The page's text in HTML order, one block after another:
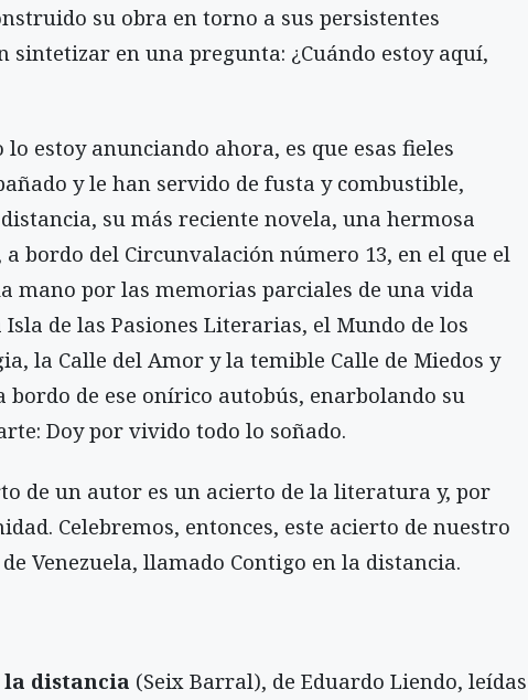
su obra en torno a sus persistentes
sintetizar en una pregunta: ¿Cuándo estoy aquí,
estoy anunciando ahora, es que esas fieles
y le han servido de fusta y combustible,
su más reciente novela, una hermosa
bordo del Circunvalación número 13, en el que el
mano por las memorias parciales de una vida
de las Pasiones Literarias, el Mundo de los
la Calle del Amor y la temible Calle de Miedos y
bordo de ese onírico autobús, enarbolando su
Doy por vivido todo lo soñado.
de un autor es un acierto de la literatura y, por
Celebremos, entonces, este acierto de nuestro
Venezuela, llamado Contigo en la distancia.
la distancia (Seix Barral), de Eduardo Liendo, leídas